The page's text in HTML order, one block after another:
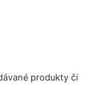
produkty či